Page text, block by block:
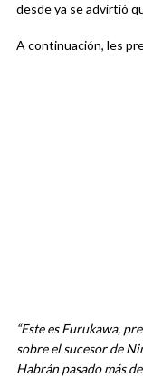
desde ya se advirtió
A continuación, les
“Este es Furukawa,
sobre el sucesor de
Habrán pasado más